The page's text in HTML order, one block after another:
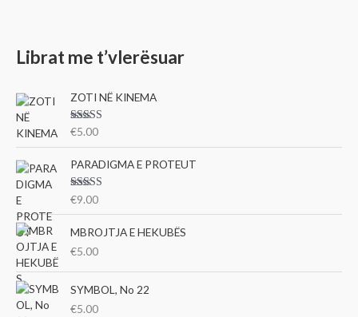
Librat me t’vlerësuar
ZOTI NË KINEMA
Vlerësu
3.00
nga 5
€5.00
PARADIGMA E PROTEUT
Vlerësu
nga 5
€9.00
MBROJTJA E HEKUBËS
€5.00
SYMBOL, No 22
€5.00